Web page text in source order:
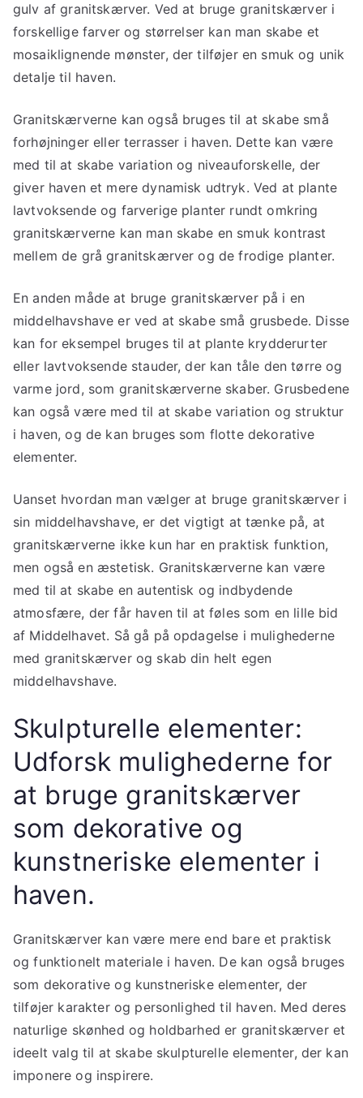
gulv af granitskærver. Ved at bruge granitskærver i
forskellige farver og størrelser kan man skabe et
mosaiklignende mønster, der tilføjer en smuk og unik
detalje til haven.
Granitskærverne kan også bruges til at skabe små
forhøjninger eller terrasser i haven. Dette kan være
med til at skabe variation og niveauforskelle, der
giver haven et mere dynamisk udtryk. Ved at plante
lavtvoksende og farverige planter rundt omkring
granitskærverne kan man skabe en smuk kontrast
mellem de grå granitskærver og de frodige planter.
En anden måde at bruge granitskærver på i en
middelhavshave er ved at skabe små grusbede. Disse
kan for eksempel bruges til at plante krydderurter
eller lavtvoksende stauder, der kan tåle den tørre og
varme jord, som granitskærverne skaber. Grusbedene
kan også være med til at skabe variation og struktur
i haven, og de kan bruges som flotte dekorative
elementer.
Uanset hvordan man vælger at bruge granitskærver i
sin middelhavshave, er det vigtigt at tænke på, at
granitskærverne ikke kun har en praktisk funktion,
men også en æstetisk. Granitskærverne kan være
med til at skabe en autentisk og indbydende
atmosfære, der får haven til at føles som en lille bid
af Middelhavet. Så gå på opdagelse i mulighederne
med granitskærver og skab din helt egen
middelhavshave.
Skulpturelle elementer:
Udforsk mulighederne for
at bruge granitskærver
som dekorative og
kunstneriske elementer i
haven.
Granitskærver kan være mere end bare et praktisk
og funktionelt materiale i haven. De kan også bruges
som dekorative og kunstneriske elementer, der
tilføjer karakter og personlighed til haven. Med deres
naturlige skønhed og holdbarhed er granitskærver et
ideelt valg til at skabe skulpturelle elementer, der kan
imponere og inspirere.